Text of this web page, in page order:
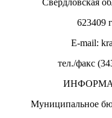
623409
E-mail:
тел./факс
Муниципальное